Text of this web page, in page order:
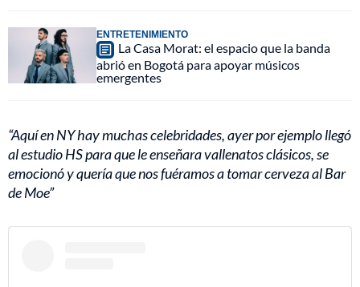
ENTRETENIMIENTO
La Casa Morat: el espacio que la banda
abrió en Bogotá para apoyar músicos
emergentes
“Aquí en NY hay muchas celebridades, ayer por ejemplo llegó
al estudio HS para que le enseñara vallenatos clásicos, se
emocionó y quería que nos fuéramos a tomar cerveza al Bar
de Moe”